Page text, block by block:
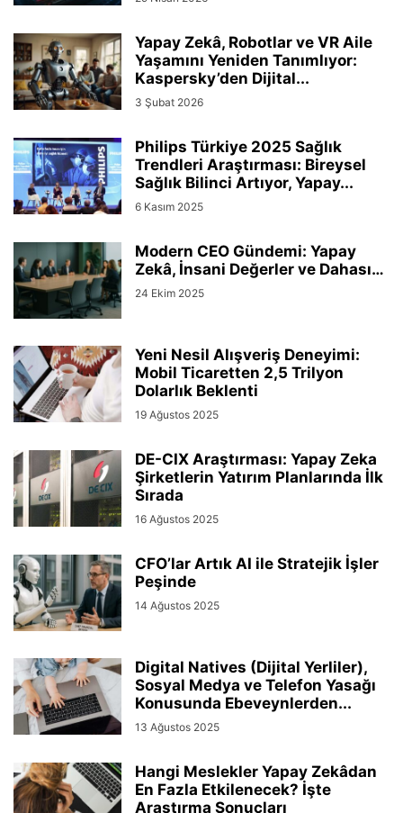
Yapay Zekâ, Robotlar ve VR Aile
Yaşamını Yeniden Tanımlıyor:
Kaspersky’den Dijital...
3 Şubat 2026
Philips Türkiye 2025 Sağlık
Trendleri Araştırması: Bireysel
Sağlık Bilinci Artıyor, Yapay...
6 Kasım 2025
Modern CEO Gündemi: Yapay
Zekâ, İnsani Değerler ve Dahası…
24 Ekim 2025
Yeni Nesil Alışveriş Deneyimi:
Mobil Ticaretten 2,5 Trilyon
Dolarlık Beklenti
19 Ağustos 2025
DE-CIX Araştırması: Yapay Zeka
Şirketlerin Yatırım Planlarında İlk
Sırada
16 Ağustos 2025
CFO’lar Artık AI ile Stratejik İşler
Peşinde
14 Ağustos 2025
Digital Natives (Dijital Yerliler),
Sosyal Medya ve Telefon Yasağı
Konusunda Ebeveynlerden...
13 Ağustos 2025
Hangi Meslekler Yapay Zekâdan
En Fazla Etkilenecek? İşte
Araştırma Sonuçları